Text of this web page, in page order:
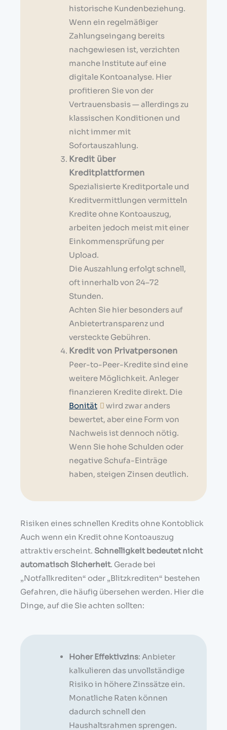
historische Kundenbeziehung.
Wenn ein regelmäßiger
Zahlungseingang bereits
nachgewiesen ist, verzichten
manche Institute auf eine
digitale Kontoanalyse. Hier
profitieren Sie von der
Vertrauensbasis — allerdings zu
klassischen Konditionen und
nicht immer mit
Sofortauszahlung.
Kredit über
Kreditplattformen
Spezialisierte Kreditportale und
Kreditvermittlungen vermitteln
Kredite ohne Kontoauszug,
arbeiten jedoch meist mit einer
Einkommensprüfung per
Upload.
Die Auszahlung erfolgt schnell,
oft innerhalb von 24–72
Stunden.
Achten Sie hier besonders auf
Anbietertransparenz und
versteckte Gebühren.
Kredit von Privatpersonen
Peer-to-Peer-Kredite sind eine
weitere Möglichkeit. Anleger
finanzieren Kredite direkt. Die
Bonität
wird zwar anders
bewertet, aber eine Form von
Nachweis ist dennoch nötig.
Wenn Sie hohe Schulden oder
negative Schufa-Einträge
haben, steigen Zinsen deutlich.
Risiken eines schnellen Kredits ohne Kontoblick
Auch wenn ein Kredit ohne Kontoauszug
attraktiv erscheint. Schnelligkeit bedeutet nicht
automatisch Sicherheit. Gerade bei
„Notfallkrediten“ oder „Blitzkrediten“ bestehen
Gefahren, die häufig übersehen werden. Hier die
Dinge, auf die Sie achten sollten:
Hoher Effektivzins: Anbieter
kalkulieren das unvollständige
Risiko in höhere Zinssätze ein.
Monatliche Raten können
dadurch schnell den
Haushaltsrahmen sprengen.